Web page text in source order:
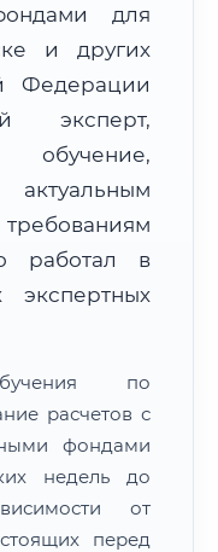
ФИС ФРДО
и просмотра
для
и других
Федерации
работал в
экспертных
по
расчетов с
фондами
недель до
от
перед